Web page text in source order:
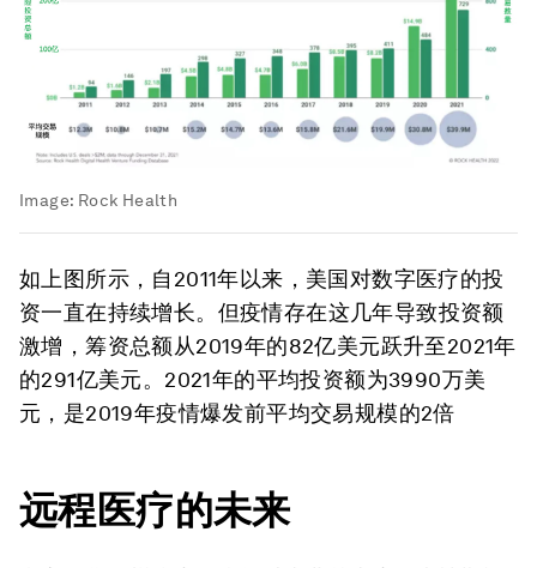
Image: Rock Health
如上图所示，自2011年以来，美国对数字医疗的投
资一直在持续增长。但疫情存在这几年导致投资额
激增，筹资总额从2019年的82亿美元跃升至2021年
的291亿美元。2021年的平均投资额为3990万美
元，是2019年疫情爆发前平均交易规模的2倍
远程医疗的未来